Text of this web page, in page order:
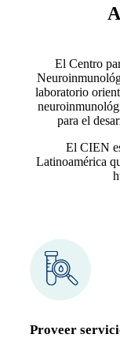
El Centro
laboratorio
para el
El CIEN
Latinoamérica
Proveer